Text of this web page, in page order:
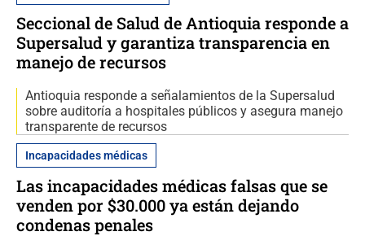
Seccional de Salud de Antioquia responde a
Supersalud y garantiza transparencia en
manejo de recursos
Antioquia responde a señalamientos de la Supersalud
sobre auditoría a hospitales públicos y asegura manejo
transparente de recursos
Incapacidades médicas
Las incapacidades médicas falsas que se
venden por $30.000 ya están dejando
condenas penales